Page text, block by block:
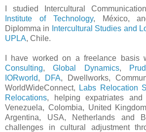
I studied Intercultural
Institute of Technology, México,
Diplomma in
Intercultural Studies and
UPLA, Chile.
I have worked on a freelance basis
Consulting,Global Dynamics,
IORworld, DFA, Dwellworks,
WorldWideConnect,
Labs Relocation
Relocations, helping expatriates
Venezuela, Colombia, United
Argentina, USA, Netherlands and
challenges in cultural adjustment